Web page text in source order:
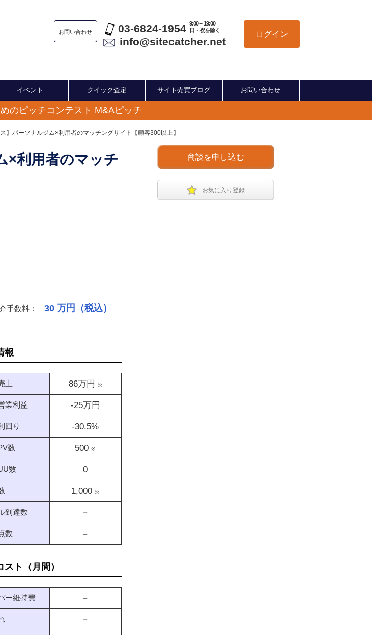
お問い合わせ 03-6824-1954 9:00～19:00
日・祝を除く
info@sitecatcher.net
ログイン
イベント クイック査定 サイト売買ブログ お問い合わせ
のピッチコンテスト M&Aピッチ
】パーソナルジム×利用者のマッチングサイト【顧客300以上】
商談を申し込む
お気に入り登録
×利用者のマッチ
手数料： 30 万円（税込）
報
上 86万円 ※
業利益 -25万円
回り -30.5%
数 500※
数 0
1,000※
到達数 －
数 －
スト（月間）
ー維持費 －
－